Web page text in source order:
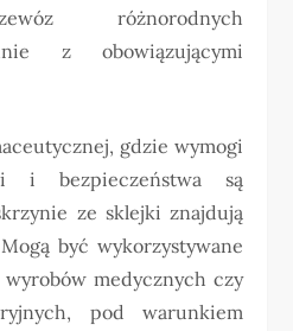
różnorodnych
z obowiązującymi
gdzie wymogi
i bezpieczeństwa są
ze sklejki znajdują
być wykorzystywane
medycznych czy
pod warunkiem